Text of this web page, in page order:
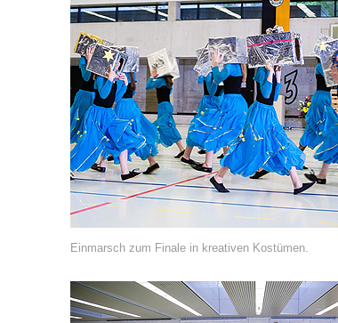
Einmarsch zum Finale in kreativen Kostümen.